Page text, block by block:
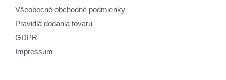
Všeobecné obchodné podmienky
Pravidlá dodania tovaru
GDPR
Impressum